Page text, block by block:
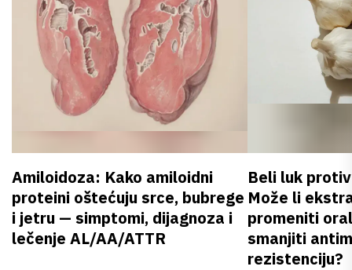
Amiloidoza: Kako amiloidni
proteini oštećuju srce, bubrege
i jetru — simptomi, dijagnoza i
lečenje AL/AA/ATTR
Beli luk
Može li
promeniti
smanjiti
rezistenciju?